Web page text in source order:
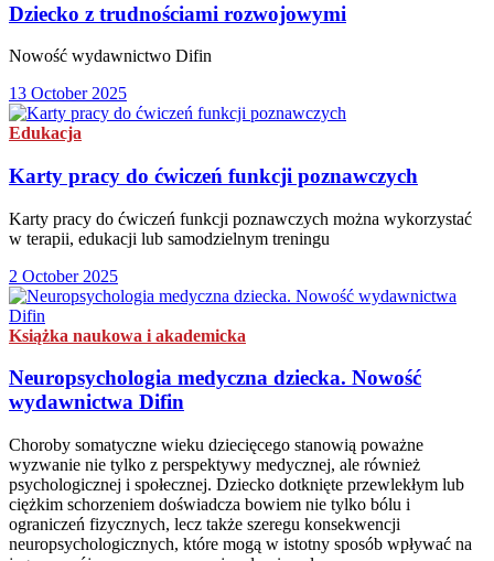
Dziecko z trudnościami rozwojowymi
Nowość wydawnictwo Difin
13 October 2025
Edukacja
Karty pracy do ćwiczeń funkcji poznawczych
Karty pracy do ćwiczeń funkcji poznawczych można wykorzystać
w terapii, edukacji lub samodzielnym treningu
2 October 2025
Książka naukowa i akademicka
Neuropsychologia medyczna dziecka. Nowość
wydawnictwa Difin
Choroby somatyczne wieku dziecięcego stanowią poważne
wyzwanie nie tylko z perspektywy medycznej, ale również
psychologicznej i społecznej. Dziecko dotknięte przewlekłym lub
ciężkim schorzeniem doświadcza bowiem nie tylko bólu i
ograniczeń fizycznych, lecz także szeregu konsekwencji
neuropsychologicznych, które mogą w istotny sposób wpływać na